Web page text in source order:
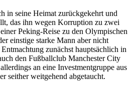
in seine Heimat zurückgekehrt und
das ihn wegen Korruption zu zwei
Peking-Reise zu den Olympischen
einstige starke Mann aber nicht
zunächst hauptsächlich in
den Fußballclub Manchester City
an eine Investmentgruppe aus
seither weitgehend abgetaucht.